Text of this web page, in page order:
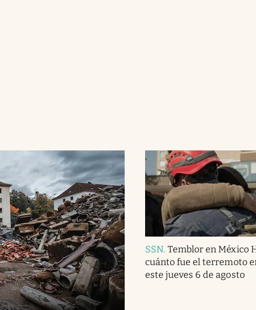
SSN.Temblor en México
cuánto fue el terremoto
este jueves 6 de agosto